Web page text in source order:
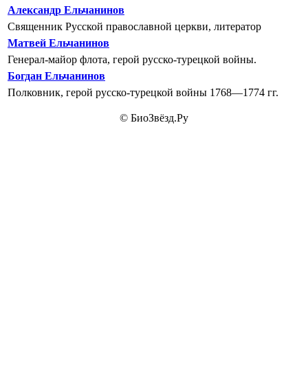
Александр Ельчанинов
Священник Русской православной церкви, литератор
Матвей Ельчанинов
Генерал-майор флота, герой русско-турецкой войны.
Богдан Ельчанинов
Полковник, герой русско-турецкой войны 1768—1774 гг.
© БиоЗвёзд.Ру